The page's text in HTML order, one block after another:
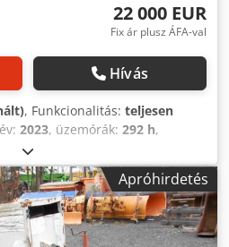
22 000 EUR
Fix ár plusz ÁFA-val
Hívás
, Funkcionalitás: teljesen
2023, üzemórák: 292 h,
nyomás 7,0 bar, légáram 7,0
bar, légáram 6,0 m³/min; üzemi
5,0 m³/min. Dodpfsznww Hjx
Apróhirdetés